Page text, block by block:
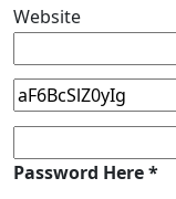
Website
Password Here *